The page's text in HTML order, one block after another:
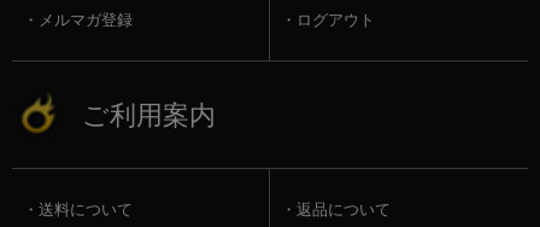
メルマガ登録 ログアウト
ご利用案内
送料について 返品について